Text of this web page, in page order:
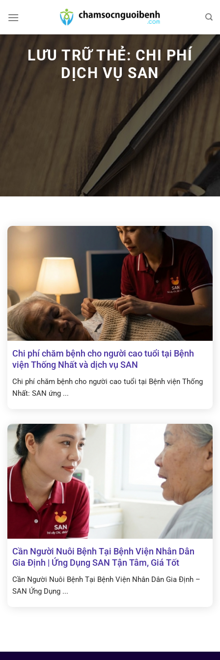
qua
LƯU TRỮ THẺ: CHI PHÍ
DỊCH VỤ SAN
Chi phí chăm bệnh cho người cao tuổi tại Bệnh
viện Thống Nhất và dịch vụ SAN
Chi phí chăm bệnh cho người cao tuổi tại Bệnh viện Thống
Nhất: SAN ứng ...
Cần Người Nuôi Bệnh Tại Bệnh Viện Nhân Dân
Gia Định | Ứng Dụng SAN Tận Tâm, Giá Tốt
Cần Người Nuôi Bệnh Tại Bệnh Viện Nhân Dân Gia Định –
SAN Ứng Dụng ...